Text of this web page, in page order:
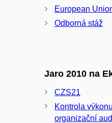
European
Odborná stáž
Jaro 2010 na
CZS21
Kontrola
organizační